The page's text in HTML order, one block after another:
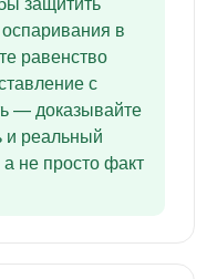
в
равенство
с
— доказывайте
и реальный
не просто факт